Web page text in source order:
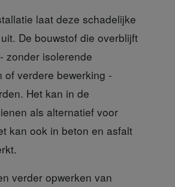
laat deze schadelijke
De bouwstof die overblijft
zonder isolerende
of verdere bewerking -
Het kan in de
als alternatief voor
kan ook in beton en asfalt
verder opwerken van